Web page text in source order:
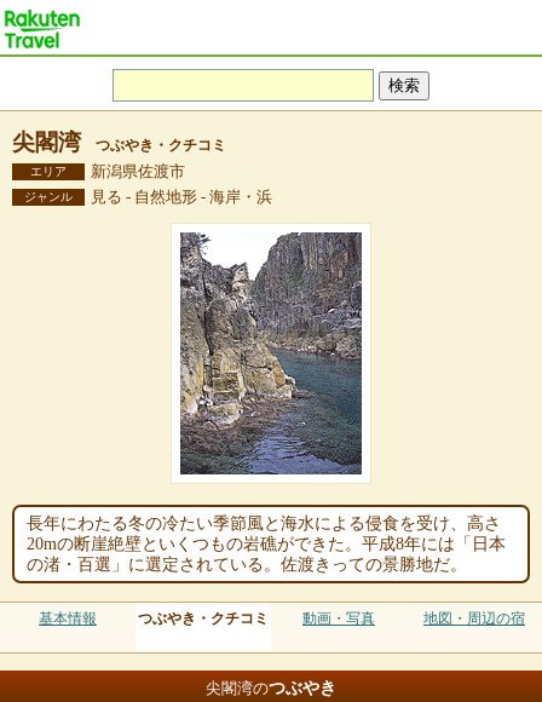
尖閣湾 つぶやき・クチコミ
エリア 新潟県佐渡市
ジャンル 見る - 自然地形 - 海岸・浜
長年にわたる冬の冷たい季節風と海水による侵食を受け、高さ
20mの断崖絶壁といくつもの岩礁ができた。平成8年には「日本
の渚・百選」に選定されている。佐渡きっての景勝地だ。
基本情報 つぶやき・クチコミ 動画・写真 地図・周辺の宿
尖閣湾のつぶやき